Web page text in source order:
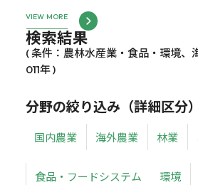
VIEW MORE
検索結果
( 条件：農林水産業・食品・環境、
011年 )
分野の絞り込み（詳細区分）
国内農業 海外農業 林業
食品・フードシステム 環境